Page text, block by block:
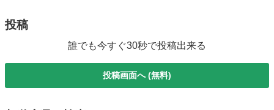
投稿
誰でも今すぐ30秒で投稿出来る
投稿画面へ (無料)